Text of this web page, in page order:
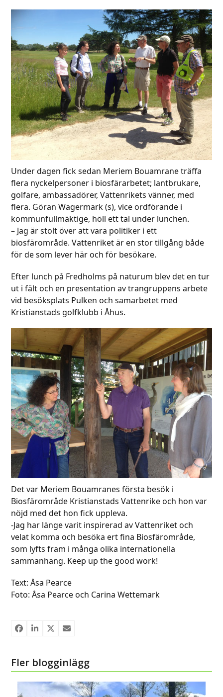
Under dagen fick sedan Meriem Bouamrane träffa
flera nyckelpersoner i biosfärarbetet; lantbrukare,
golfare, ambassadörer, Vattenrikets vänner, med
flera. Göran Wagermark (s), vice ordförande i
kommunfullmäktige, höll ett tal under lunchen.
– Jag är stolt över att vara politiker i ett
biosfärområde. Vattenriket är en stor tillgång både
för de som lever här och för besökare.
Efter lunch på Fredholms på naturum blev det en tur
ut i fält och en presentation av trangruppens arbete
vid besöksplats Pulken och samarbetet med
Kristianstads golfklubb i Åhus.
Det var Meriem Bouamranes första besök i
Biosfärområde Kristianstads Vattenrike och hon var
nöjd med det hon fick uppleva.
-Jag har länge varit inspirerad av Vattenriket och
velat komma och besöka ert fina Biosfärområde,
som lyfts fram i många olika internationella
sammanhang. Keep up the good work!
Text: Åsa Pearce
Foto: Åsa Pearce och Carina Wettemark
Fler blogginlägg